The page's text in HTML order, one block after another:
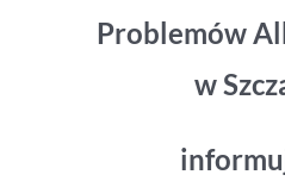
Problemów
w